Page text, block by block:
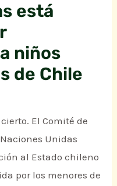
está
niños
de Chile
El Comité de
Unidas
al Estado chileno
por los menores de